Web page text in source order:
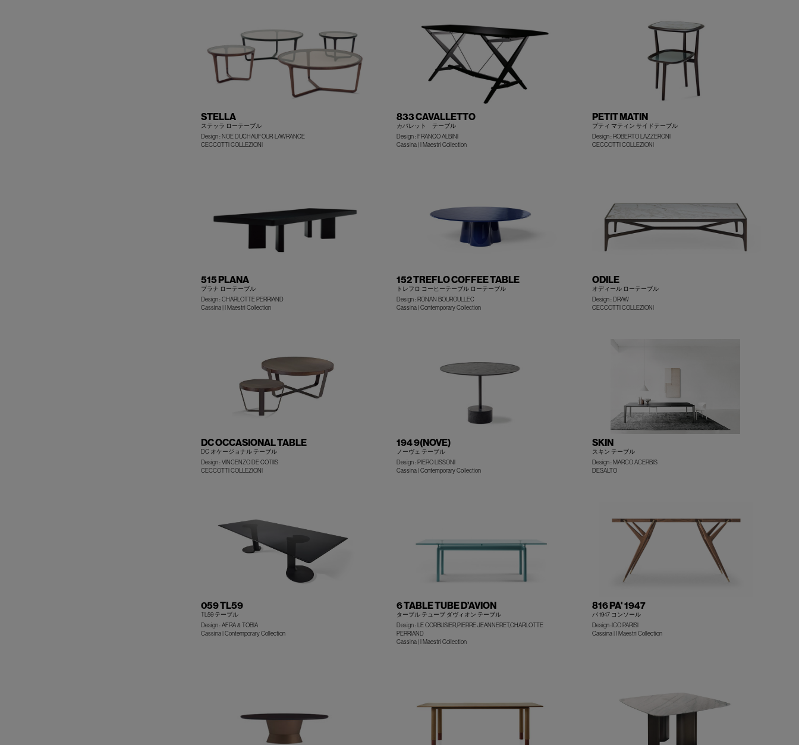
STELLA
ステッラ ローテーブル
Design : NOE DUCHAUFOUR-LAWRANCE
CECCOTTI COLLEZIONI
833 CAVALLETTO
カバレット テーブル
Design : FRANCO ALBINI
Cassina | I Maestri Collection
PETIT MATIN
プティ マティン サイドテーブル
Design : ROBERTO LAZZERONI
CECCOTTI COLLEZIONI
515 PLANA
プラナ ローテーブル
Design : CHARLOTTE PERRIAND
Cassina | I Maestri Collection
152 TREFLO COFFEE TABLE
トレフロ コーヒーテーブル ローテーブル
Design : RONAN BOUROULLEC
Cassina | Contemporary Collection
ODILE
オディール ローテーブル
Design : DRAW
CECCOTTI COLLEZIONI
DC OCCASIONAL TABLE
DC オケージョナル テーブル
Design : VINCENZO DE COTIIS
CECCOTTI COLLEZIONI
194 9(NOVE)
ノーヴェ テーブル
Design : PIERO LISSONI
Cassina | Contemporary Collection
SKIN
スキン テーブル
Design : MARCO ACERBIS
DESALTO
059 TL59
TL59 テーブル
Design : AFRA & TOBIA
Cassina | Contemporary Collection
6 TABLE TUBE D’AVION
ターブル テューブ ダヴィオン テーブル
Design : LE CORBUSIER,PIERRE JEANNERET,CHARLOTTE
PERRIAND
Cassina | I Maestri Collection
816 PA' 1947
パ 1947 コンソール
Design :ICO PARISI
Cassina | I Maestri Collection